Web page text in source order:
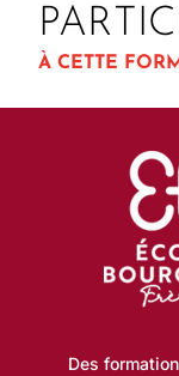
À CETTE
Des